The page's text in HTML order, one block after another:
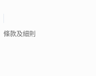
條款及細則